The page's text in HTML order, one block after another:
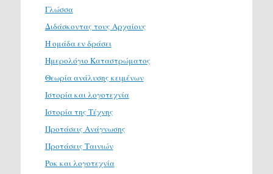
Γλώσσα
Διδάσκοντας τους Αρχαίους
Η ομάδα εν δράσει
Ημερολόγιο Καταστρώματος
Θεωρία ανάλυσης κειμένων
Ιστορία και λογοτεχνία
Ιστορία της Τέχνης
Προτάσεις Ανάγνωσης
Προτάσεις Ταινιών
Ροκ και λογοτεχνία